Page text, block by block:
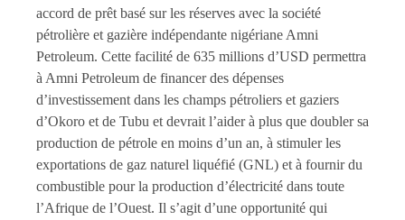
accord de prêt basé sur les réserves avec la société
pétrolière et gazière indépendante nigériane Amni
Petroleum. Cette facilité de 635 millions d’USD permettra
à Amni Petroleum de financer des dépenses
d’investissement dans les champs pétroliers et gaziers
d’Okoro et de Tubu et devrait l’aider à plus que doubler sa
production de pétrole en moins d’un an, à stimuler les
exportations de gaz naturel liquéfié (GNL) et à fournir du
combustible pour la production d’électricité dans toute
l’Afrique de l’Ouest. Il s’agit d’une opportunité qui